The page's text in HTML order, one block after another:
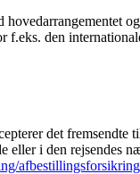
den
det
i den rejsendes